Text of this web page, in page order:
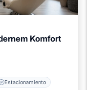
Komfort
Estacionamiento